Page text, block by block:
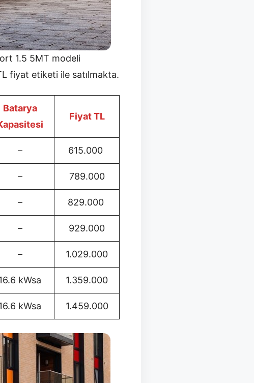
1.5 5MT modeli
fiyat etiketi ile satılmakta.
Batarya
Fiyat TL
– 615.000
– 789.000
– 829.000
– 929.000
– 1.029.000
kWsa 1.359.000
kWsa 1.459.000